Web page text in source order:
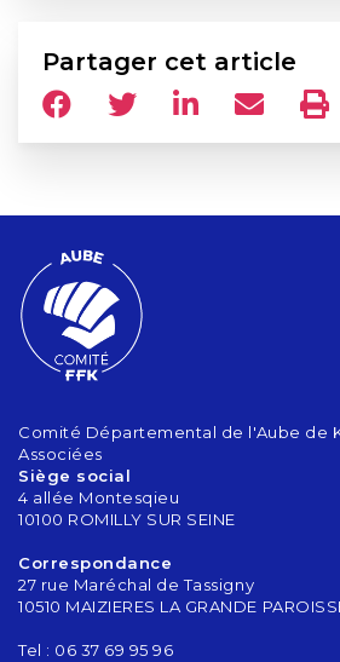
Partager cet article
Comité Départemental de l'Aube de
Associées
Siège social
4 allée Montesqieu
10100 ROMILLY SUR SEINE
Correspondance
27 rue Maréchal de Tassigny
10510 MAIZIERES LA GRANDE
Tel : 06 37 69 95 96